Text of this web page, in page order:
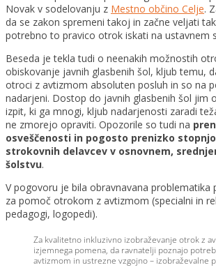
Novak v sodelovanju z Mestno občino Celje.
da se zakon spremeni takoj in začne veljati
potrebno to pravico otrok iskati na ustavnem
Beseda je tekla tudi o neenakih možnostih
obiskovanje javnih glasbenih šol, kljub temu,
otroci z avtizmom absoluten posluh in so na
nadarjeni. Dostop do javnih glasbenih šol jim
izpit, ki ga mnogi, kljub nadarjenosti zaradi
ne zmorejo opraviti. Opozorile so tudi na
osveščenosti in pogosto prenizko
strokovnih delavcev v osnovnem,
šolstvu.
V pogovoru je bila obravnavana problematika
za pomoč otrokom z avtizmom (specialni in
pedagogi, logopedi).
Za kvalitetno inkluzivno izobraževanje otrok z
izjemnega pomena, da ravnatelji poznajo
avtizmom in ustrezne vzgojno – izobraževalne